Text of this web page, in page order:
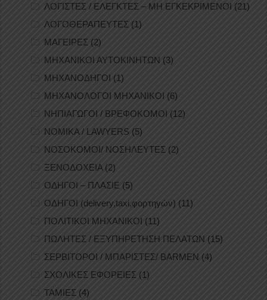
ΛΟΓΙΣΤΕΣ / ΕΛΕΓΚΤΕΣ – ΜΗ ΕΓΚΕΚΡΙΜΕΝΟΙ (21)
ΛΟΓΟΘΕΡΑΠΕΥΤΕΣ (1)
ΜΑΓΕΙΡΕΣ (2)
ΜΗΧΑΝΙΚΟΙ ΑΥΤΟΚΙΝΗΤΩΝ (3)
ΜΗΧΑΝΟΔΗΓΟΙ (1)
ΜΗΧΑΝΟΛΟΓΟΙ ΜΗΧΑΝΙΚΟΙ (6)
ΝΗΠΙΑΓΩΓΟΙ / ΒΡΕΦΟΚΟΜΟΙ (12)
ΝΟΜΙΚΑ / LAWYERS (5)
ΝΟΣΟΚΟΜΟΙ/ ΝΟΣΗΛΕΥΤΕΣ (2)
ΞΕΝΟΔΟΧΕΙΑ(2)
ΟΔΗΓΟΙ – ΠΛΑΣΙΕ (5)
ΟΔΗΓΟΙ (delivery,taxi,φορτηγών) (11)
ΠΟΛΙΤΙΚΟΙ ΜΗΧΑΝΙΚΟΙ (11)
ΠΩΛΗΤΕΣ / ΕΞΥΠΗΡΕΤΗΣΗ ΠΕΛΑΤΩΝ (15)
ΣΕΡΒΙΤΟΡΟΙ / ΜΠΑΡΙΣΤΕΣ/ BARMEN (4)
ΣΧΟΛΙΚΕΣ ΕΦΟΡΕΙΕΣ (1)
ΤΑΜΙΕΣ (4)